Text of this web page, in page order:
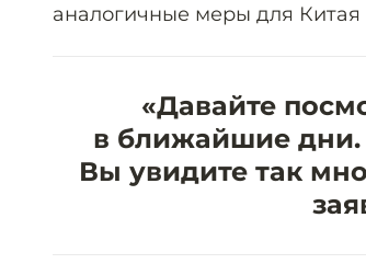
аналогичные меры для Китая
«Давайте
в ближайшие дни.
Вы увидите так